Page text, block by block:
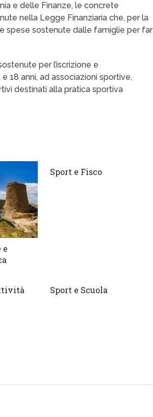
e delle Finanze, le concrete
nella Legge Finanziaria che, per la
spese sostenute dalle famiglie per far
per l’iscrizione e
18 anni, ad associazioni sportive,
destinati alla pratica sportiva
Sport e Fisco
Sport e Scuola